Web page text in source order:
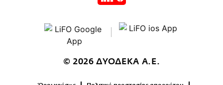
© 2026 ΔΥΟΔΕΚΑ Α.Ε.